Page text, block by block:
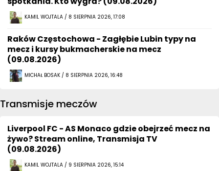
KAMIL WOJTALA / 8 SIERPNIA 2026, 17:08
Raków Częstochowa - Zagłębie Lubin typy na
mecz i kursy bukmacherskie na mecz
(09.08.2026)
MICHAŁ BOSAK / 8 SIERPNIA 2026, 16:48
Transmisje meczów
Liverpool FC - AS Monaco gdzie obejrzeć mecz na
żywo? Stream online, Transmisja TV
(09.08.2026)
KAMIL WOJTALA / 9 SIERPNIA 2026, 15:14